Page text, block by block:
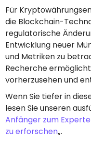
Für
die Blockchain-
regulatorische
Entwicklung neuer
und Metriken zu
Recherche
vorherzusehen und
Wenn Sie tiefer in
lesen Sie unseren
Anfänger zum
zu erforschen„.